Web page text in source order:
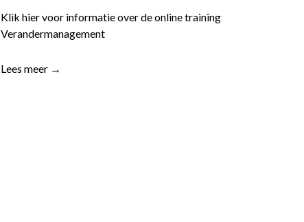
Klik hier voor informatie over de online training
Verandermanagement
Lees meer →